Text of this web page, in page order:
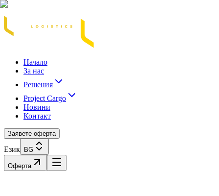
Acasă
Начало
За нас
Решения
Project Cargo
Новини
Контакт
Заявете оферта
Език BG
Оферта